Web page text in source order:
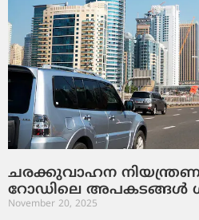
ചരക്കുവാഹന
റോഡിലെ അപകടങ്ങൾ
November 20, 2025